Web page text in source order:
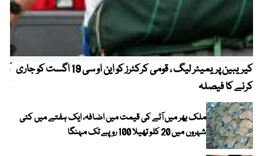
کیریبین پریمیئر لیگ ، قومی کرکٹرز کو این او سی 19 اگست کو جاری
کرنے کا فیصلہ
ملک بھر میں آٹے کی قیمت میں اضافہ، ایک ہفتے میں کئی
شہروں میں 20 کلو تھیلا 100 روپے تک مہنگا